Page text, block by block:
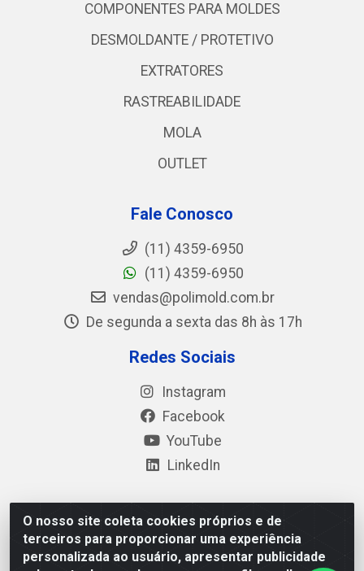
O nosso site coleta cookies próprios e de
terceiros para proporcionar uma experiência
personalizada ao usuário, apresentar publicidade
COMPONENTES PARA MOLDES
DESMOLDANTE / PROTETIVO
EXTRATORES
RASTREABILIDADE
MOLA
OUTLET
Fale Conosco
(11) 4359-6950
(11) 4359-6950
vendas@polimold.com.br
De segunda a sexta das 8h às 17h
Redes Sociais
Instagram
Facebook
YouTube
LinkedIn
Polimold Industrial Ltda - Estrada dos Casa, 4585 – São
Bernardo do Campo / SP – CEP: 09.840-000 - CNPJ
44.106.466/0001-41